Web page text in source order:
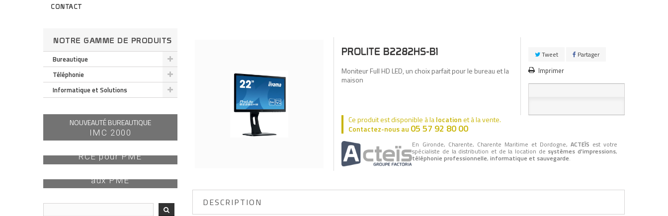
CONTACT
NOTRE GAMME DE PRODUITS
Bureautique
Téléphonie
Informatique et Solutions
NOUVEAUTÉ BUREAUTIQUE
IMC 2000
TÉLÉPHONIE PRO
RCE pour PME
PC PORTABLES
aux PME
PROLITE B2282HS-B1
Moniteur Full HD LED, un choix parfait pour le bureau et la
maison
Tweet Partager
Imprimer
Ce produit est disponible à lalocationet à la vente.
Contactez-nous au 05 57 92 80 00
En Gironde, Charente, Charente Maritime et Dordogne, ACTEÏS est votre
spécialiste de la distribution et de la location de systèmes d'impressions,
téléphonie professionnelle,informatique et sauvegarde.
DESCRIPTION